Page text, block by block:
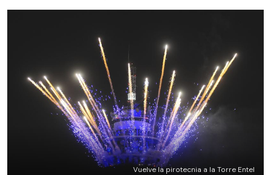
Vuelve la pirotecnia a la Torre Entel